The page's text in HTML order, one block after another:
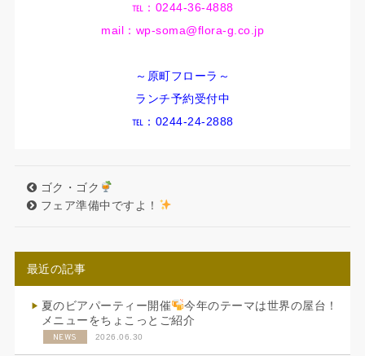
℡：0244-36-4888
mail：wp-soma@flora-g.co.jp
～原町フローラ～
ランチ予約受付中
℡：0244-24-2888
ゴク・ゴク
フェア準備中ですよ！
最近の記事
夏のビアパーティー開催
今年のテーマは世界の屋台！
メニューをちょこっとご紹介
NEWS 2026.06.30